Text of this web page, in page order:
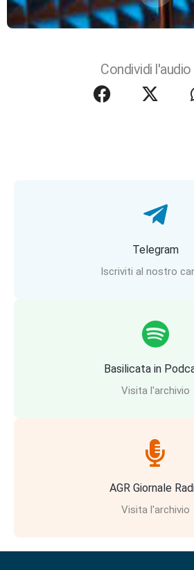
Condividi l'audio
Telegram
Iscriviti al nostro
Basilicata in
Visita l'archivio
AGR Giornale
Visita l'archivio